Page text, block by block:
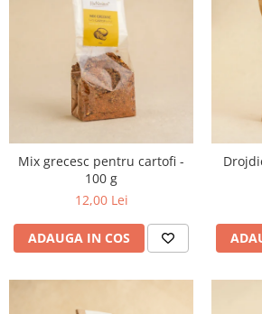
Mix grecesc pentru cartofi -
100 g
12,00 Lei
ADAUGA IN COS